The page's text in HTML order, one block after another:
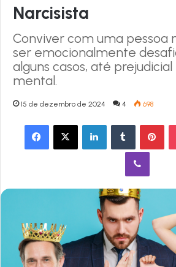
Narcisista
Conviver com uma pessoa
ser emocionalmente
alguns casos, até
mental.
15 de dezembro de 2024 4 698
Facebook X Linkedin Tumblr Pinterest
Viber